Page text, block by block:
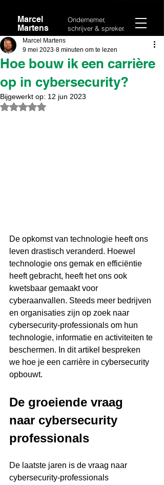
Marcel
Martens
Ondernemer,
schrijver & spreker.
Hoe bouw ik een carrière
op in cybersecurity?
Marcel Martens
9 mei 2023 8 minuten om te lezen
Bijgewerkt op: 12 jun 2023
Beoordeeld met NaN uit 5 sterren.
De opkomst van technologie heeft ons
leven drastisch veranderd. Hoewel
technologie ons gemak en efficiëntie
heeft gebracht, heeft het ons ook
kwetsbaar gemaakt voor
cyberaanvallen. Steeds meer bedrijven
en organisaties zijn op zoek naar
cybersecurity-professionals om hun
technologie, informatie en activiteiten te
beschermen. In dit artikel bespreken
we hoe je een carrière in cybersecurity
opbouwt.
De groeiende vraag
naar cybersecurity
professionals
De laatste jaren is de vraag naar
cybersecurity-professionals